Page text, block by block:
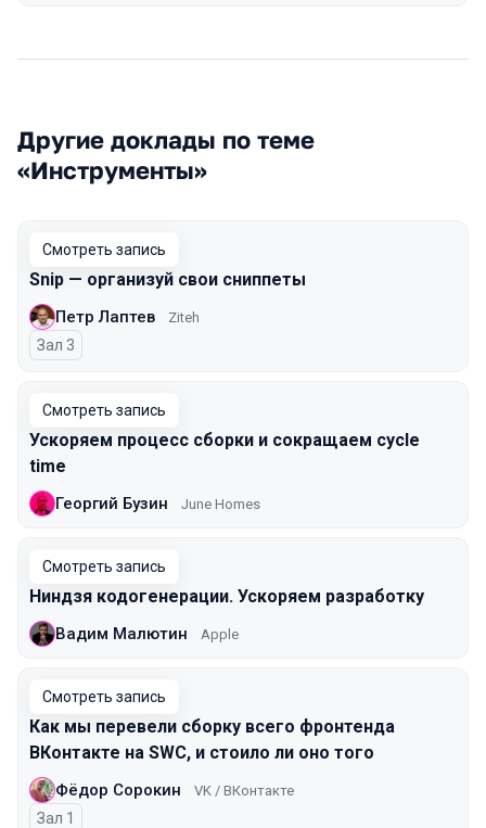
Другие доклады по теме
«Инструменты»
Смотреть запись
Snip — организуй свои сниппеты
Петр Лаптев Ziteh
Зал 3
Смотреть запись
Ускоряем процесс сборки и сокращаем cycle
time
Георгий Бузин June Homes
Смотреть запись
Ниндзя кодогенерации. Ускоряем разработку
Вадим Малютин Apple
Смотреть запись
Как мы перевели сборку всего фронтенда
ВКонтакте на SWC, и стоило ли оно того
Фёдор Сорокин VK / ВКонтакте
Зал 1